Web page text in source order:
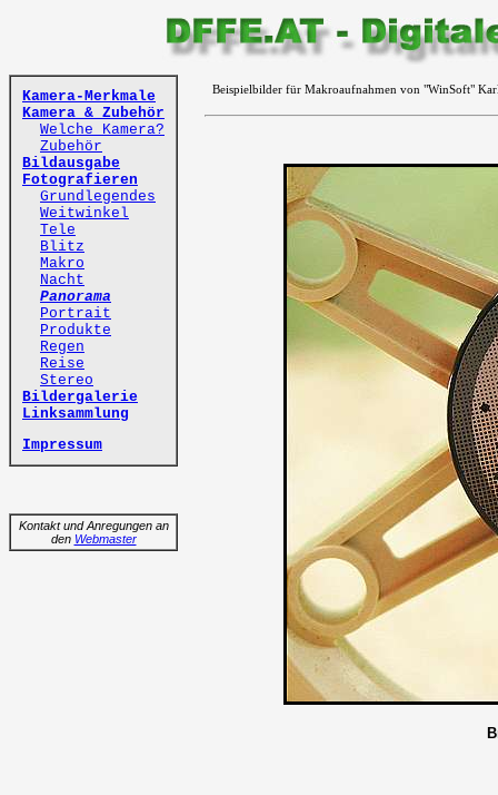
Kamera-Merkmale
Kamera & Zubehör
Welche Kamera?
Zubehör
Bildausgabe
Fotografieren
Grundlegendes
Weitwinkel
Tele
Blitz
Makro
Nacht
Panorama
Portrait
Produkte
Regen
Reise
Stereo
Bildergalerie
Linksammlung
Impressum
Kontakt und Anregungen an
den Webmaster
Beispielbilder für Makroaufnahmen von "WinSoft"